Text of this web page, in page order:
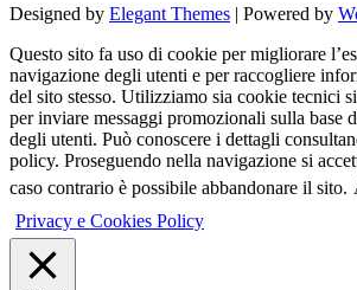
Designed by Elegant Themes | Powered by
Questo sito fa uso di cookie per migliorare
navigazione degli utenti e per raccogliere
del sito stesso. Utilizziamo sia cookie tecnici
per inviare messaggi promozionali sulla base
degli utenti. Può conoscere i dettagli
policy. Proseguendo nella navigazione si
caso contrario è possibile abbandonare il sito.
Privacy e Cookies Policy